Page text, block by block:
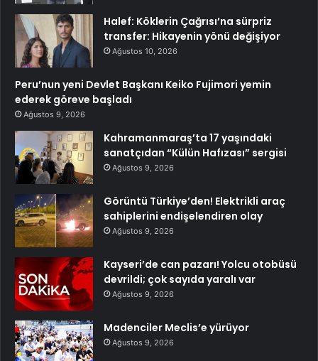
Halef: Köklerin Çağrısı’na sürpriz
transfer: Hikayenin yönü değişiyor
Ağustos 10, 2026
Peru’nun yeni Devlet Başkanı Keiko Fujimori yemin
ederek göreve başladı
Ağustos 9, 2026
Kahramanmaraş’ta 17 yaşındaki
sanatçıdan “Külün Hafızası” sergisi
Ağustos 9, 2026
Görüntü Türkiye’den! Elektrikli araç
sahiplerini endişelendiren olay
Ağustos 9, 2026
Kayseri’de can pazarı! Yolcu otobüsü
devrildi; çok sayıda yaralı var
Ağustos 9, 2026
Madenciler Meclis’e yürüyor
Ağustos 9, 2026